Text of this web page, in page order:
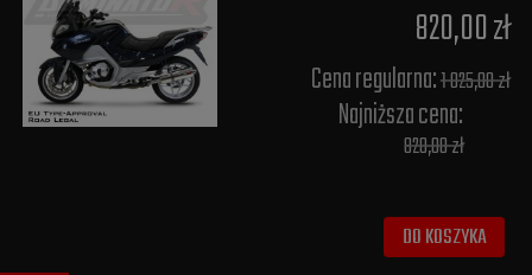
820,00 zł
Cena regularna:1 025,00 zł
Najniższa cena:
820,00 zł
DO KOSZYKA